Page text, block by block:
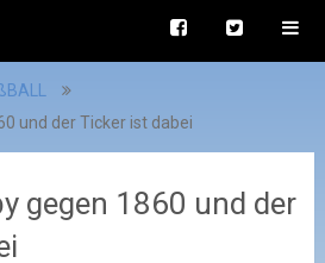
und der Ticker ist dabei
gegen 1860 und der